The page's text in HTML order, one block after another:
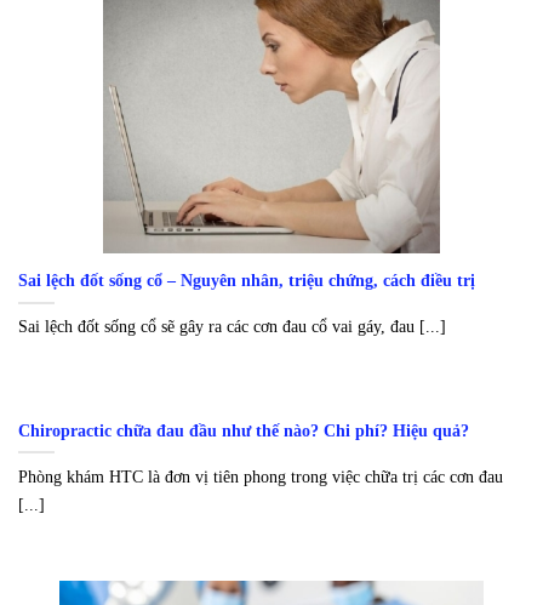
Sai lệch đốt sống cổ – Nguyên nhân, triệu chứng, cách điều trị
Sai lệch đốt sống cổ sẽ gây ra các cơn đau cổ vai gáy, đau [...]
Chiropractic chữa đau đầu như thế nào? Chi phí? Hiệu quả?
Phòng khám HTC là đơn vị tiên phong trong việc chữa trị các cơn đau
[...]